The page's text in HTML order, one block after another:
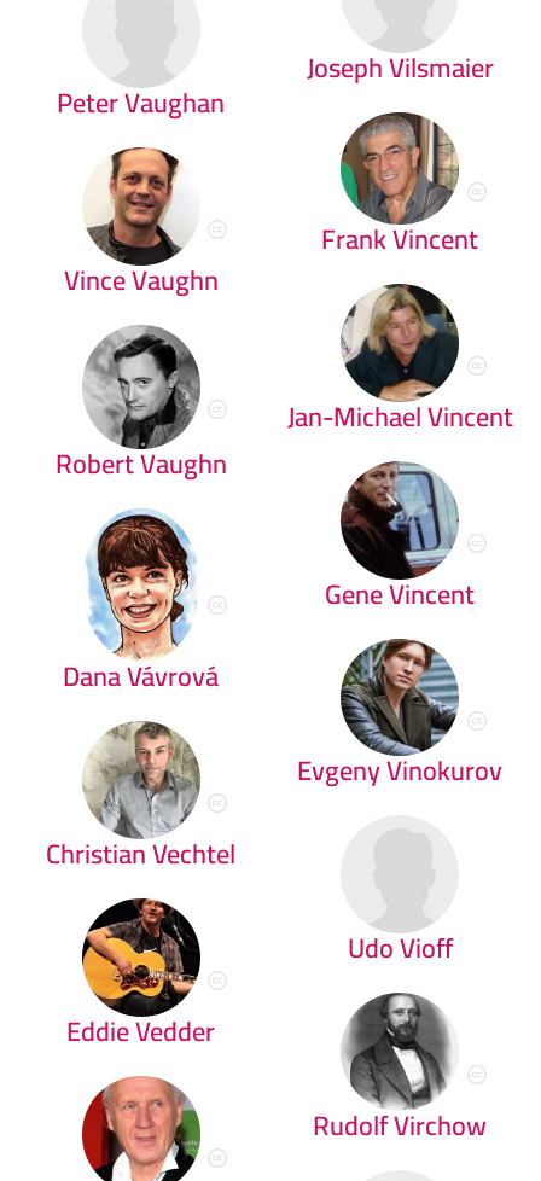
Peter Vaughan
Vince Vaughn
Robert Vaughn
Dana Vávrová
Christian Vechtel
Eddie Vedder
Joseph Vilsmaier
Frank Vincent
Jan-Michael Vincent
Gene Vincent
Evgeny Vinokurov
Udo Vioff
Rudolf Virchow